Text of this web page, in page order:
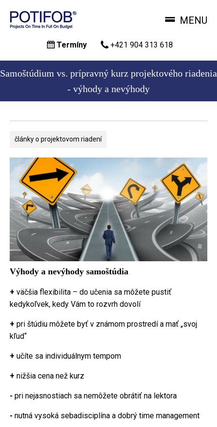
hlavný
obsah
MENU
Termíny +421 904 313 618
Samoštúdium vs. prípravný kurz projektového riadenia
- výhody a nevýhody
články o projektovom riadení
Výhody a nevýhody samoštúdia
+ väčšia flexibilita – do učenia sa môžete pustiť
kedykoľvek, kedy Vám to rozvrh dovolí
+ pri štúdiu môžete byť v známom prostredí a mať „svoj
kľud“
+ učíte sa individuálnym tempom
+ nižšia cena než kurz
- pri nejasnostiach sa nemôžete obrátiť na lektora
- nutná vysoká sebadisciplína a dobrý time management